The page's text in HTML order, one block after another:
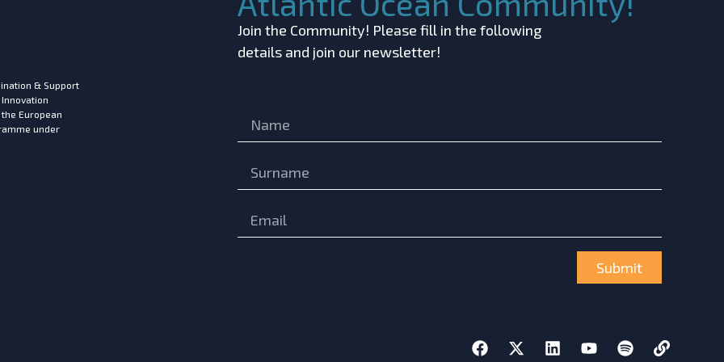
& Support
European
under
Join the Community! Please fill in the following
details and join our newsletter!
Submit